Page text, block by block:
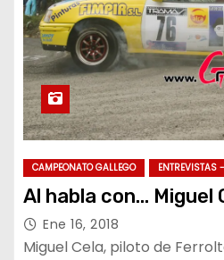
CAMPEONATO GALLEGO ENTREVISTAS
Al habla con… Miguel
Ene 16, 2018
Miguel Cela, piloto de